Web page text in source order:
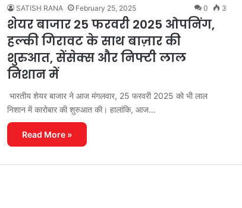
SATISH RANA February 25, 2025 0 3
शेयर बाजार 25 फरवरी 2025 ओपनिंग,
हल्की गिरावट के साथ बाज़ार की
शुरुआत, सेंसेक्स और निफ्टी लाल
निशान में
भारतीय शेयर बाजार ने आज मंगलवार, 25 फरवरी 2025 को भी लाल
निशान में कारोबार की शुरुआत की। हालांकि, आज…
Read More »